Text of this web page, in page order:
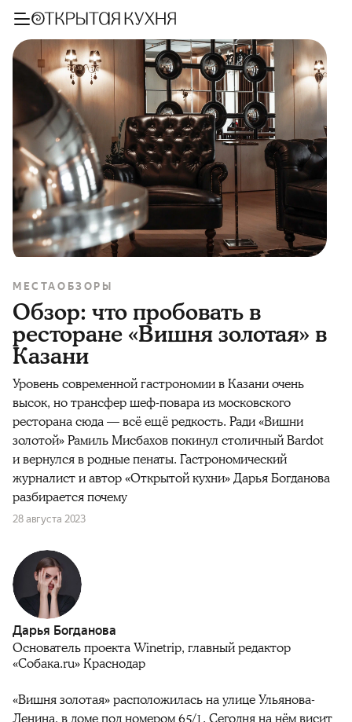
МЕСТА ОБЗОРЫ
Обзор: что пробовать в
ресторане «Вишня золотая» в
Казани
Уровень современной гастрономии в Казани очень
высок, но трансфер шеф-повара из московского
ресторана сюда — всё ещё редкость. Ради «Вишни
золотой» Рамиль Мисбахов покинул столичный Bardot
и вернулся в родные пенаты. Гастрономический
журналист и автор «Открытой кухни» Дарья Богданова
разбирается почему
28 августа 2023
Дарья Богданова
Основатель проекта Winetrip, главный редактор
«Собака.ru» Краснодар
«Вишня золотая» расположилась на улице Ульянова-